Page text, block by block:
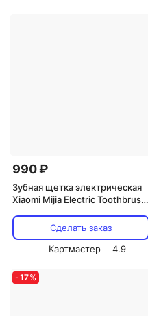
990 ₽
Зубная щетка электрическая
Xiaomi Mijia Electric Toothbrush
Сделать заказ
Картмастер
4.9
-17%